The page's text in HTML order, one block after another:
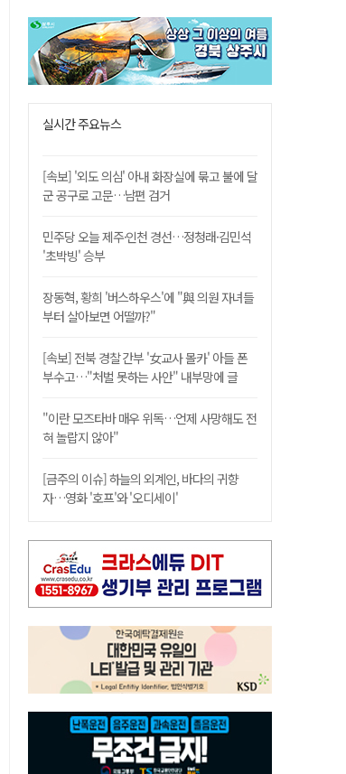
실시간 주요뉴스
[속보] '외도 의심' 아내 화장실에 묶고 불에 달
군 공구로 고문…남편 검거
민주당 오늘 제주·인천 경선…정청래·김민석
'초박빙' 승부
장동혁, 황희 '버스하우스'에 "與 의원 자녀들
부터 살아보면 어떨까?"
[속보] 전북 경찰 간부 '女교사 몰카' 아들 폰
부수고…"처벌 못하는 사안" 내부망에 글
"이란 모즈타바 매우 위독…언제 사망해도 전
혀 놀랍지 않아"
[금주의 이슈] 하늘의 외계인, 바다의 귀향
자…영화 '호프'와 '오디세이'